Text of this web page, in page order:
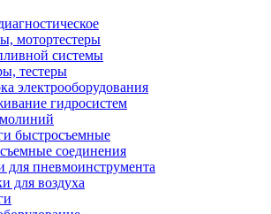
мотортестеры
системы
тестеры
электрооборудования
гидросистем
быстросъемные
соединения
для пневмоинструмента
для воздуха